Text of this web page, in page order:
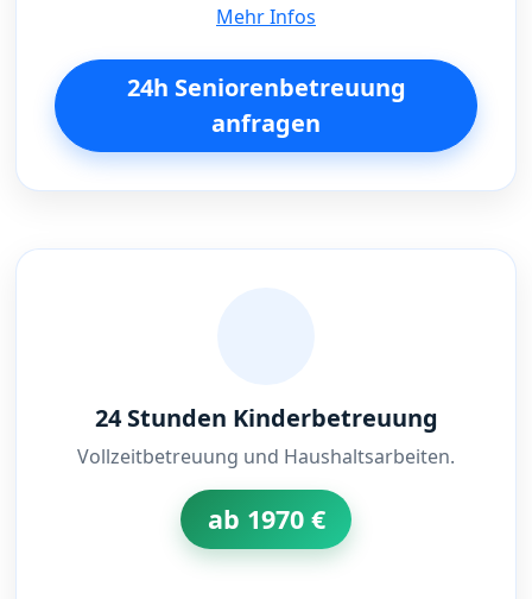
Mehr Infos
24h Seniorenbetreuung
anfragen
24 Stunden Kinderbetreuung
Vollzeitbetreuung und Haushaltsarbeiten.
ab 1970 €